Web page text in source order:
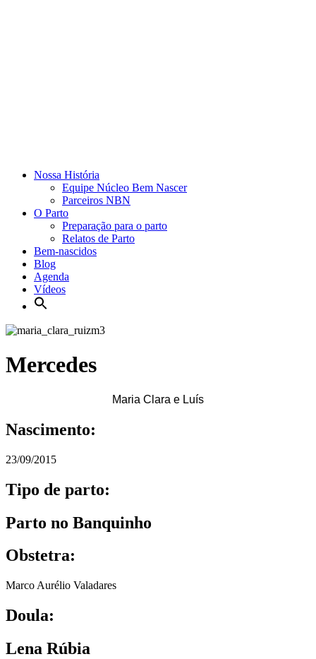
Nossa História
Equipe Núcleo Bem Nascer
Parceiros NBN
O Parto
Preparação para o parto
Relatos de Parto
Bem-nascidos
Blog
Agenda
Vídeos
Mercedes
Maria Clara e Luís
Nascimento:
23/09/2015
Tipo de parto:
Parto no Banquinho
Obstetra:
Marco Aurélio Valadares
Doula:
Lena Rúbia